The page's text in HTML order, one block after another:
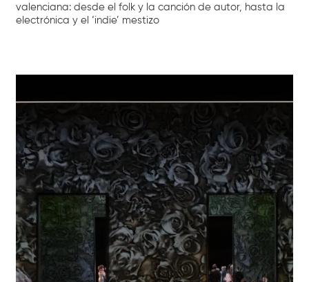
valenciana: desde el folk y la canción de autor, hasta la
electrónica y el ‘indie’ mestizo